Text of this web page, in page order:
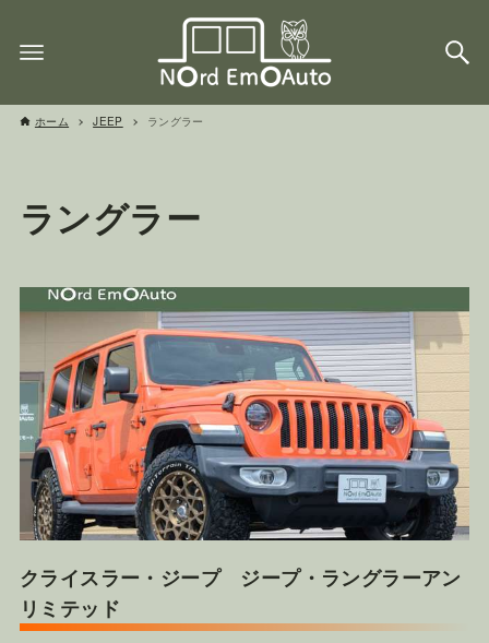
ホーム JEEP ラングラー
ラングラー
クライスラー・ジープ ジープ・ラングラーアン
リミテッド